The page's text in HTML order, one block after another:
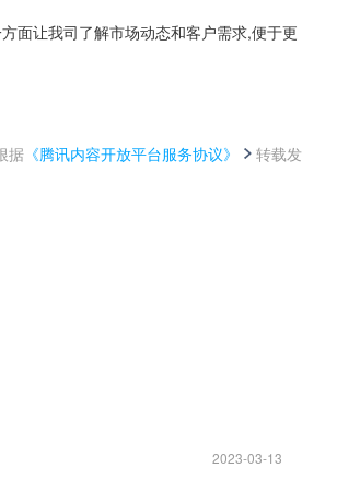
面让我司了解市场动态和客户需求,便于更
据 《腾讯内容开放平台服务协议》
转载发
2023-03-13